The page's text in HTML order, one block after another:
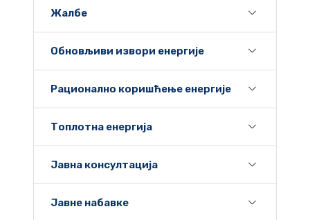
Жалбе
Обновљиви извори енергије
Рационално коришћење енергије
Топлотна енергија
Јавна консултација
Јавне набавке